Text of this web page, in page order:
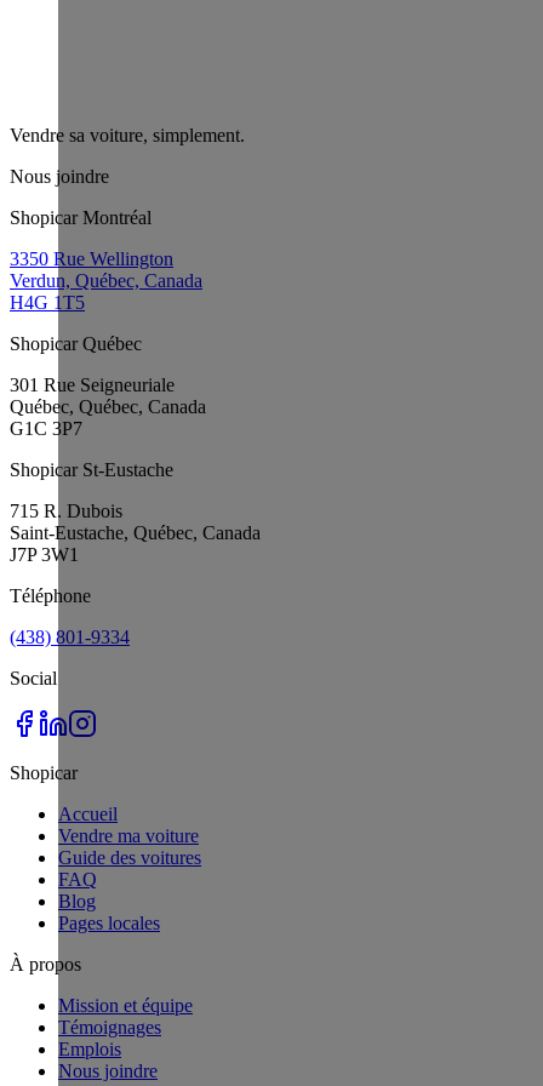
Vendre sa voiture, simplement.
Nous joindre
Shopicar Montréal
3350 Rue Wellington
Verdun, Québec, Canada
H4G 1T5
Shopicar Québec
301 Rue Seigneuriale
Québec, Québec, Canada
G1C 3P7
Shopicar St-Eustache
715 R. Dubois
Saint-Eustache, Québec, Canada
J7P 3W1
Téléphone
(438) 801-9334
Social
Shopicar
Accueil
Vendre ma voiture
Guide des voitures
FAQ
Blog
Pages locales
À propos
Mission et équipe
Témoignages
Emplois
Nous joindre